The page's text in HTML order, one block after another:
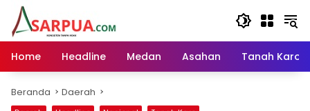
Langsung
konten
Home
Headline Medan Asahan Tanah Karo
Beranda Daerah